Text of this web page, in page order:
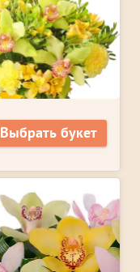
Выбрать букет